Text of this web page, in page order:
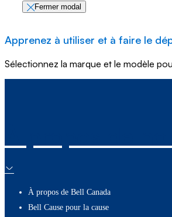
Fermer modal
Apprenez à utiliser et à faire le
Sélectionnez la marque et le modèle
À propos de Bell Canada
Bell Cause pour la cause